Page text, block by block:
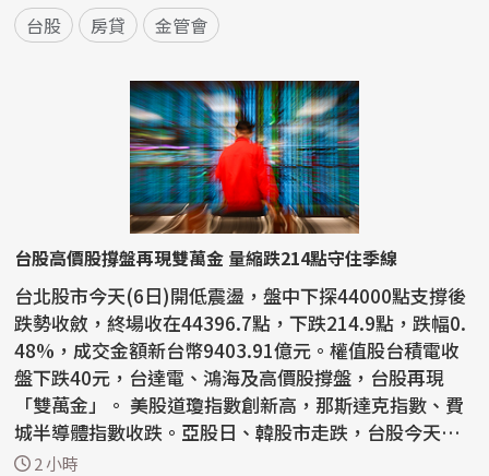
台股 房貸 金管會
台股高價股撐盤再現雙萬金 量縮跌214點守住季線
台北股市今天(6日)開低震盪，盤中下探44000點支撐後
跌勢收斂，終場收在44396.7點，下跌214.9點，跌幅0.
48%，成交金額新台幣9403.91億元。權值股台積電收
盤下跌40元，台達電、鴻海及高價股撐盤，台股再現
「雙萬金」。 美股道瓊指數創新高，那斯達克指數、費
城半導體指數收跌。亞股日、韓股市走跌，台股今天以4
4487點開...
2 小時